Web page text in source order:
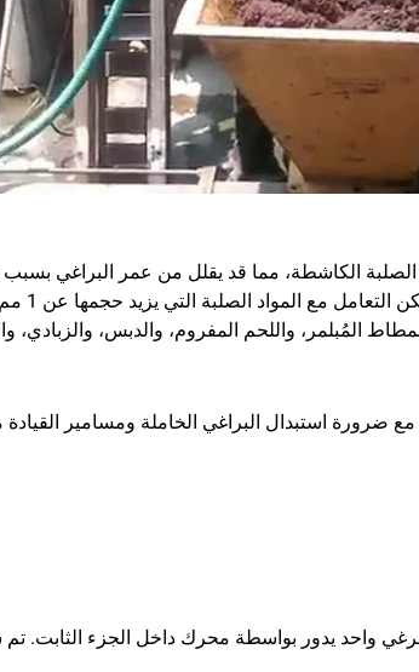
الصلبة الكاشطة، مما قد يقلل من عمر البراغي
يمكن
المُبلمر، واللحم المفروم، والدبس، والزبادي،
مع ضرورة استبدال البراغي الخاملة ومسامير
واحد يدور بواسطة محرك داخل الجزء الثابت.